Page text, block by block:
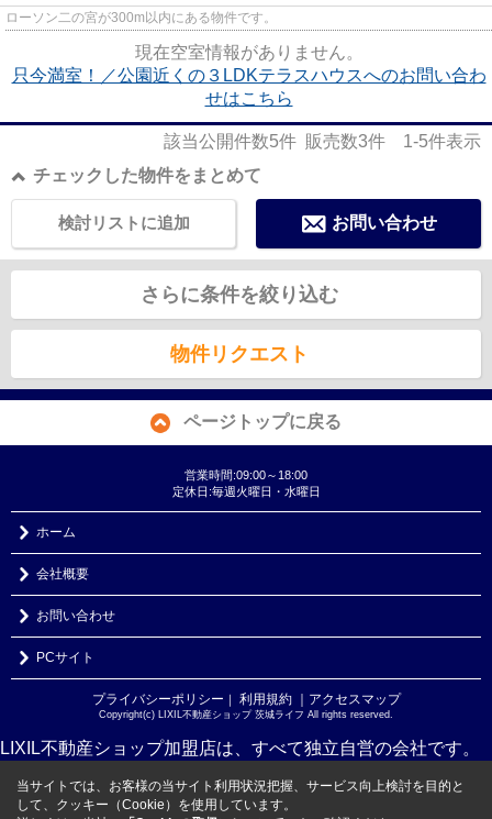
ローソン二の宮が300m以内にある物件です。
現在空室情報がありません。
只今満室！／公園近くの３LDKテラスハウスへのお問い合わ
せはこちら
該当公開件数5件 販売数3件 1-5件表示
チェックした物件をまとめて
お問い合わせ
検討リストに追加
さらに条件を絞り込む
物件リクエスト
ページトップに戻る
営業時間:09:00～18:00
定休日:毎週火曜日・水曜日
ホーム
会社概要
お問い合わせ
PCサイト
プライバシーポリシー ｜ 利用規約 ｜アクセスマップ
Copyright(c) LIXIL不動産ショップ 茨城ライフ All rights reserved.
LIXIL不動産ショップ加盟店は、すべて独立自営の会社です。
当サイトでは、お客様の当サイト利用状況把握、サービス向上検討を目的と
して、クッキー（Cookie）を使用しています。